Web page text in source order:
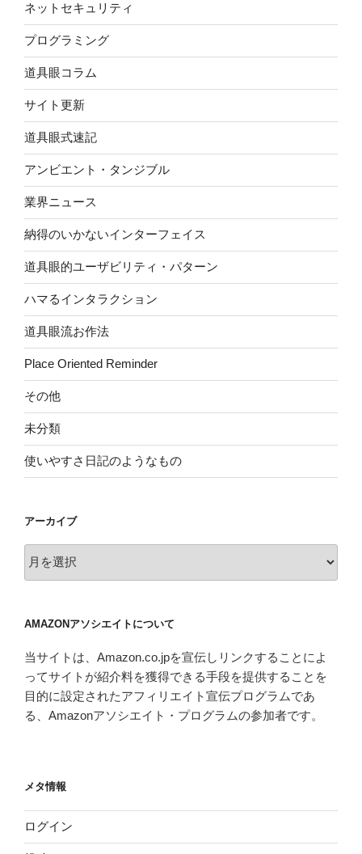
ネットセキュリティ
プログラミング
道具眼コラム
サイト更新
道具眼式速記
アンビエント・タンジブル
業界ニュース
納得のいかないインターフェイス
道具眼的ユーザビリティ・パターン
ハマるインタラクション
道具眼流お作法
Place Oriented Reminder
その他
未分類
使いやすさ日記のようなもの
アーカイブ
ー
ブ
AMAZONアソシエイトについて
当サイトは、Amazon.co.jpを宣伝しリンクすることによ
ってサイトが紹介料を獲得できる手段を提供することを
目的に設定されたアフィリエイト宣伝プログラムであ
る、Amazonアソシエイト・プログラムの参加者です。
メタ情報
ログイン